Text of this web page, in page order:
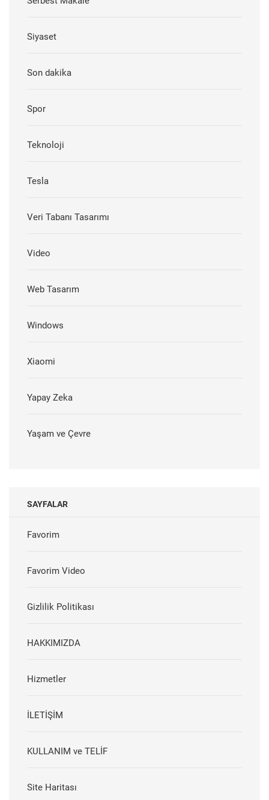
Siyaset
Son dakika
Spor
Teknoloji
Tesla
Veri Tabanı Tasarımı
Video
Web Tasarım
Windows
Xiaomi
Yapay Zeka
Yaşam ve Çevre
SAYFALAR
Favorim
Favorim Video
Gizlilik Politikası
HAKKIMIZDA
Hizmetler
İLETİŞİM
KULLANIM ve TELİF
Site Haritası